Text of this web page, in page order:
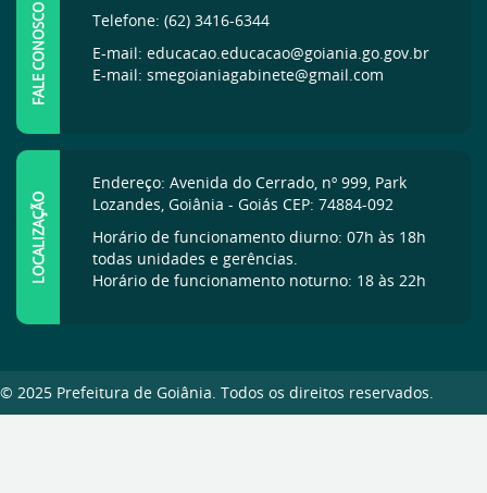
FALE CONOSCO
Telefone: (62) 3416-6344
E-mail: educacao.educacao@goiania.go.gov.br
E-mail: smegoianiagabinete@gmail.com
LOCALIZAÇÃO
Endereço: Avenida do Cerrado, nº 999, Park
Lozandes, Goiânia - Goiás CEP: 74884-092
Horário de funcionamento diurno: 07h às 18h
todas unidades e gerências.
Horário de funcionamento noturno: 18 às 22h
© 2025 Prefeitura de Goiânia. Todos os direitos reservados.